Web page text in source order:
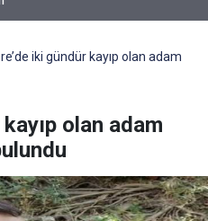
iki gündür kayıp olan adam
olan adam